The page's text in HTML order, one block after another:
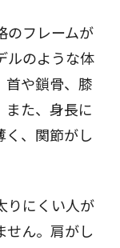
のフレームが
ルのような体
首や鎖骨、膝
また、身長に
く、関節がし
りにくい人が
せん。肩がし